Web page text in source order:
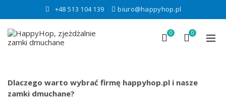
+48 513 104 139 biuro@happyhop.pl
0 0
Dlaczego warto wybrać firmę happyhop.pl i nasze
zamki dmuchane?